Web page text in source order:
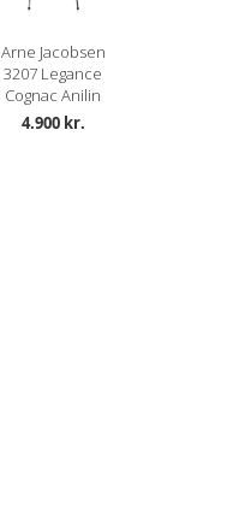
Arne Jacobsen
3207 Legance
Cognac Anilin
4.900 kr.